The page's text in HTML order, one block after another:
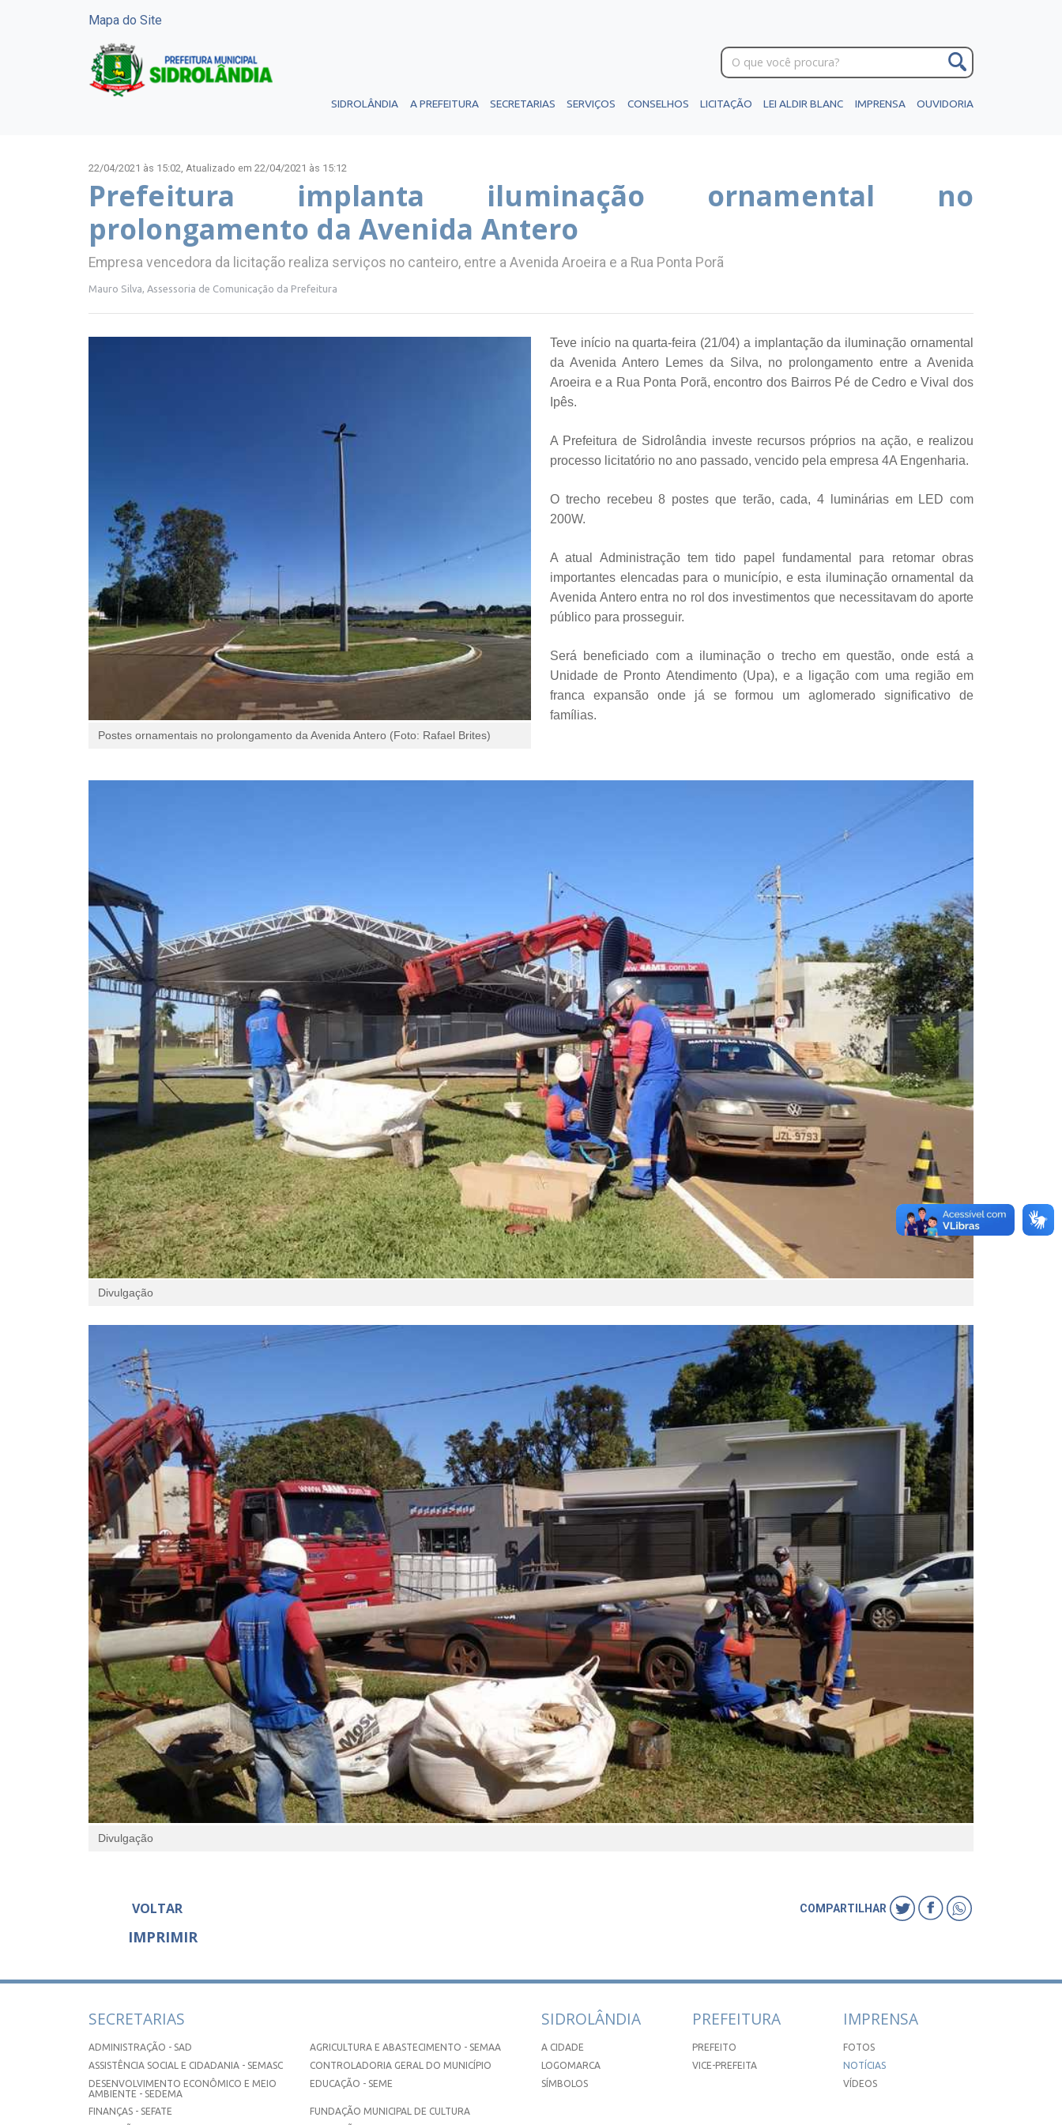
Mapa do Site
SIDROLÂNDIA A PREFEITURA SECRETARIAS SERVIÇOS CONSELHOS LICITAÇÃO LEI ALDIR BLANC IMPRENSA OUVIDORIA
22/04/2021 às 15:02, Atualizado em 22/04/2021 às 15:12
Prefeitura implanta iluminação ornamental no
prolongamento da Avenida Antero
Empresa vencedora da licitação realiza serviços no canteiro, entre a Avenida Aroeira e a Rua Ponta Porã
Mauro Silva, Assessoria de Comunicação da Prefeitura
Postes ornamentais no prolongamento da Avenida Antero (Foto: Rafael Brites)
Teve início na quarta-feira (21/04) a implantação da iluminação ornamental
da Avenida Antero Lemes da Silva, no prolongamento entre a Avenida
Aroeira e a Rua Ponta Porã, encontro dos Bairros Pé de Cedro e Vival dos
Ipês.
A Prefeitura de Sidrolândia investe recursos próprios na ação, e realizou
processo licitatório no ano passado, vencido pela empresa 4A Engenharia.
O trecho recebeu 8 postes que terão, cada, 4 luminárias em LED com
200W.
A atual Administração tem tido papel fundamental para retomar obras
importantes elencadas para o município, e esta iluminação ornamental da
Avenida Antero entra no rol dos investimentos que necessitavam do aporte
público para prosseguir.
Será beneficiado com a iluminação o trecho em questão, onde está a
Unidade de Pronto Atendimento (Upa), e a ligação com uma região em
franca expansão onde já se formou um aglomerado significativo de
famílias.
Divulgação
Divulgação
VOLTAR
IMPRIMIR
COMPARTILHAR
SECRETARIAS
ADMINISTRAÇÃO - SAD
AGRICULTURA E ABASTECIMENTO - SEMAA
ASSISTÊNCIA SOCIAL E CIDADANIA - SEMASC
CONTROLADORIA GERAL DO MUNICÍPIO
DESENVOLVIMENTO ECONÔMICO E MEIO
AMBIENTE - SEDEMA
EDUCAÇÃO - SEME
FINANÇAS - SEFATE
FUNDAÇÃO MUNICIPAL DE CULTURA
SIDROLÂNDIA
A CIDADE
LOGOMARCA
SÍMBOLOS
PREFEITURA
PREFEITO
VICE-PREFEITA
IMPRENSA
FOTOS
NOTÍCIAS
VÍDEOS